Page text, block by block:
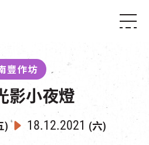
豐作坊
影小夜燈
) 18.12.2021 (六)